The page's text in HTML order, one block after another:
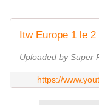
Itw Europe 1 le
Uploaded by Super
https://